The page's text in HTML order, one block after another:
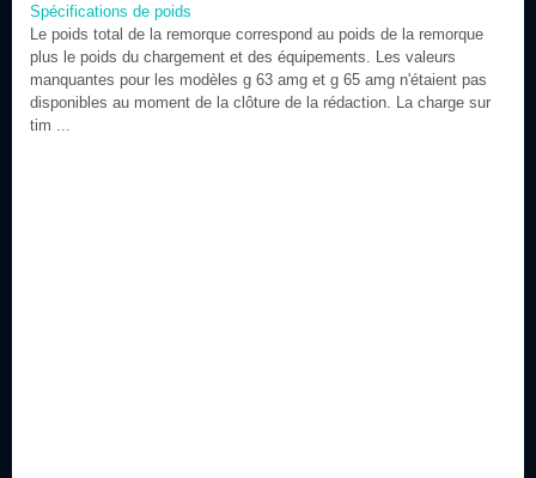
Spécifications de poids
Le poids total de la remorque correspond au poids de la remorque
plus le poids du chargement et des équipements. Les valeurs
manquantes pour les modèles g 63 amg et g 65 amg n'étaient pas
disponibles au moment de la clôture de la rédaction. La charge sur
tim ...